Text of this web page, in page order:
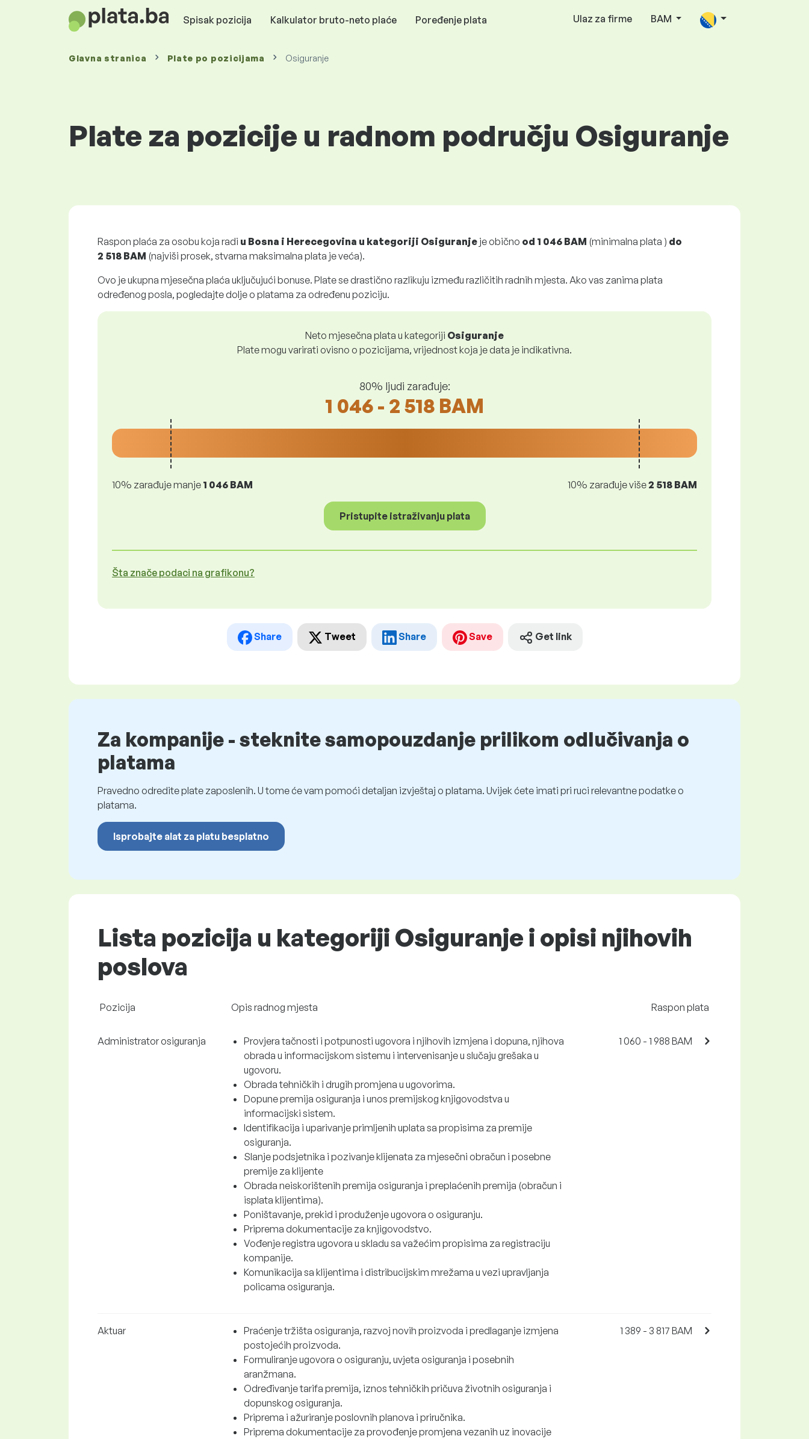
Spisak pozicija Kalkulator bruto-neto plaće Poređenje plata Ulaz za firme BAM
Glavna stranica Plate po pozicijama Osiguranje
Plate za pozicije u radnom području Osiguranje
Raspon plaća za osobu koja radi u Bosna i Herecegovina u kategoriji Osiguranje je obično od 1 046 BAM (minimalna plata ) do
2 518 BAM (najviši prosek, stvarna maksimalna plata je veća).
Ovo je ukupna mjesečna plaća uključujući bonuse. Plate se drastično razlikuju između različitih radnih mjesta. Ako vas zanima plata
određenog posla, pogledajte dolje o platama za određenu poziciju.
Neto mjesečna plata u kategoriji Osiguranje
Plate mogu varirati ovisno o pozicijama, vrijednost koja je data je indikativna.
80% ljudi zarađuje:
1 046 - 2 518 BAM
10% zarađuje manje 1 046 BAM 10% zarađuje više2 518 BAM
Pristupite istraživanju plata
Šta znače podaci na grafikonu?
Share Tweet Share Save Get link
Za kompanije - steknite samopouzdanje prilikom odlučivanja o
platama
Pravedno odredite plate zaposlenih. U tome će vam pomoći detaljan izvještaj o platama. Uvijek ćete imati pri ruci relevantne podatke o
platama.
Isprobajte alat za platu besplatno
Lista pozicija u kategoriji Osiguranje i opisi njihovih
poslova
Pozicija Opis radnog mjesta Raspon plata
Administrator osiguranja
Provjera tačnosti i potpunosti ugovora i njihovih izmjena i dopuna, njihova
obrada u informacijskom sistemu i intervenisanje u slučaju grešaka u
ugovoru.
Obrada tehničkih i drugih promjena u ugovorima.
Dopune premija osiguranja i unos premijskog knjigovodstva u
informacijski sistem.
Identifikacija i uparivanje primljenih uplata sa propisima za premije
osiguranja.
Slanje podsjetnika i pozivanje klijenata za mjesečni obračun i posebne
premije za klijente
Obrada neiskorištenih premija osiguranja i preplaćenih premija (obračun i
isplata klijentima).
Poništavanje, prekid i produženje ugovora o osiguranju.
Priprema dokumentacije za knjigovodstvo.
Vođenje registra ugovora u skladu sa važećim propisima za registraciju
kompanije.
Komunikacija sa klijentima i distribucijskim mrežama u vezi upravljanja
policama osiguranja.
1 060 - 1 988 BAM
Aktuar
Praćenje tržišta osiguranja, razvoj novih proizvoda i predlaganje izmjena
postojećih proizvoda.
Formuliranje ugovora o osiguranju, uvjeta osiguranja i posebnih
aranžmana.
Određivanje tarifa premija, iznos tehničkih pričuva životnih osiguranja i
dopunskog osiguranja.
Priprema i ažuriranje poslovnih planova i priručnika.
Priprema dokumentacije za provođenje promjena vezanih uz inovacije
1 389 - 3 817 BAM